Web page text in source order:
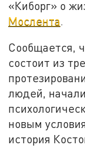
«Киборг» о
Мослента.
Сообщается,
состоит из
людей,
новым
история